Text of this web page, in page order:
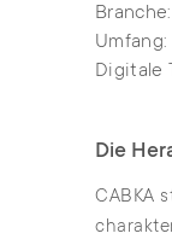
Digitale
Die
CABKA